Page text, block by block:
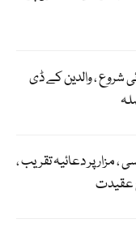
شروع ، والدین کے ڈی
کی 68 ویں برسی ، مزار پر دعائیہ تقریب ،
عقیدت